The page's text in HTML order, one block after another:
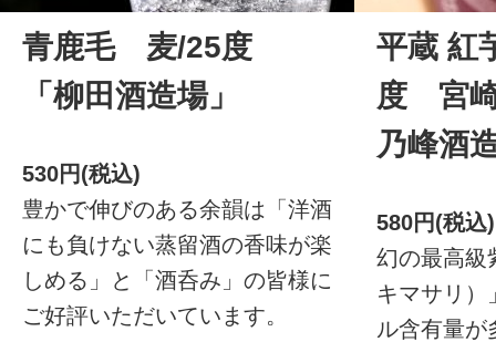
青鹿毛 麦/25度
「柳田酒造場」
530円(税込)
豊かで伸びのある余韻は「洋酒
にも負けない蒸留酒の香味が楽
しめる」と「酒呑み」の皆様に
ご好評いただいています。
平蔵 紅
度 宮
乃峰酒
580円(税込)
幻の最高級
キマサリ）
ル含有量が